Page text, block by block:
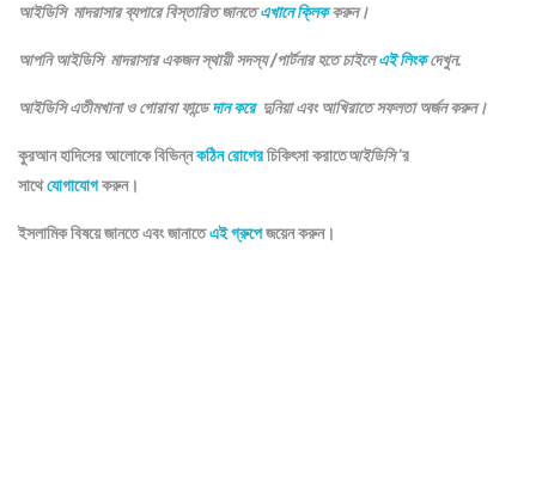
আইডিসি মাদরাসার ব্যপারে বিস্তারিত জানতেএখানে ক্লিককরুন।
আপনি আইডিসি মাদরাসার একজন স্থায়ী সদস্য /পার্টনার হতে চাইলেএই লিংকদেখুন.
আইডিসি এতীমখানা ও গোরাবা ফান্ডেদান করে দুনিয়া এবং আখিরাতে সফলতা অর্জন করুন।
কুরআন হাদিসের আলোকে বিভিন্নকঠিন রোগেরচিকিৎসা করাতেআইডিসি‘র
সাথেযোগাযোগকরুন।
ইসলামিক বিষয়ে জানতে এবং জানাতেএই গ্রুপেজয়েন করুন।